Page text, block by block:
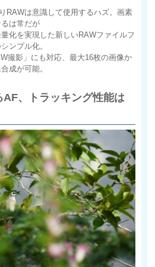
RAWは意識して使用するハズ。画素
は常だが
化を実現した新しいRAWファイルフ
ンプル化。
撮影」にも対応、最大16枚の画像か
成が可能。
、トラッキング性能は